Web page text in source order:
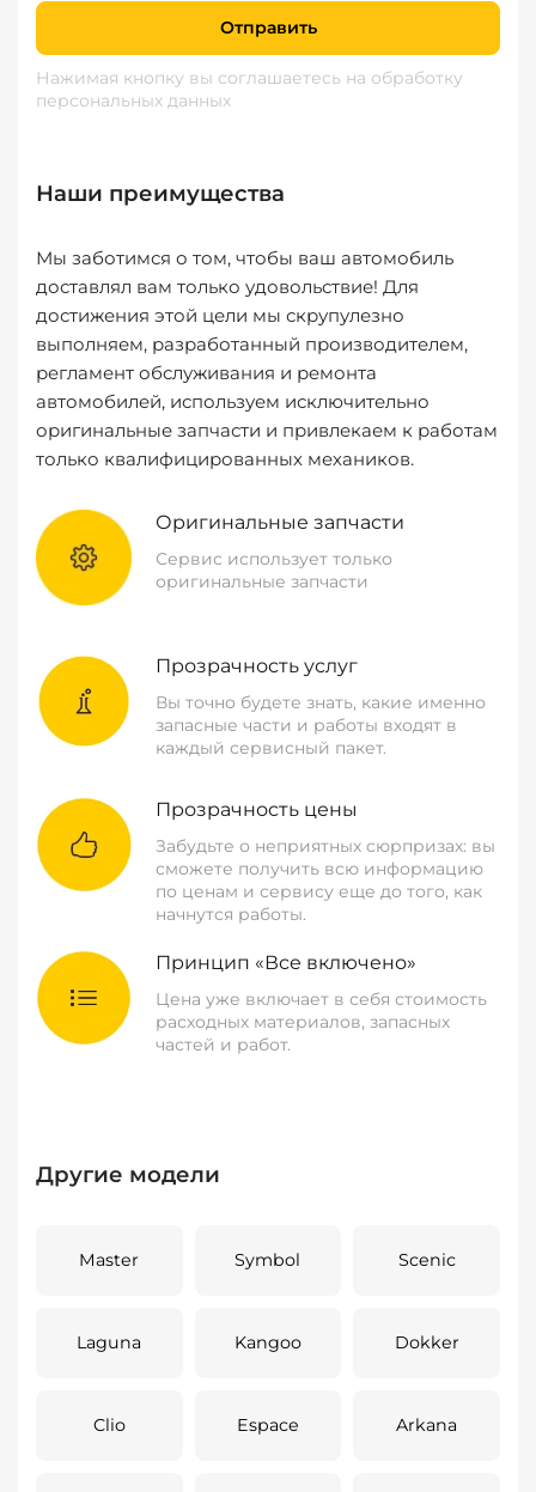
Отправить
Нажимая кнопку вы соглашаетесь на обработку
персональных данных
Наши преимущества
Мы заботимся о том, чтобы ваш автомобиль
доставлял вам только удовольствие! Для
достижения этой цели мы скрупулезно
выполняем, разработанный производителем,
регламент обслуживания и ремонта
автомобилей, используем исключительно
оригинальные запчасти и привлекаем к работам
только квалифицированных механиков.
Оригинальные запчасти
Сервис использует только
оригинальные запчасти
Прозрачность услуг
Вы точно будете знать, какие именно
запасные части и работы входят в
каждый сервисный пакет.
Прозрачность цены
Забудьте о неприятных сюрпризах: вы
сможете получить всю информацию
по ценам и сервису еще до того, как
начнутся работы.
Принцип «Все включено»
Цена уже включает в себя стоимость
расходных материалов, запасных
частей и работ.
Другие модели
Master Symbol Scenic
Laguna Kangoo Dokker
Clio Espace Arkana